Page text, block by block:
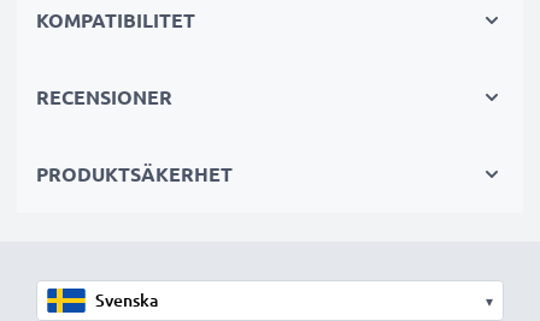
Det hållbara valet
kvaliteten. Beställ nu!
KOMPATIBILITET
RECENSIONER
PRODUKTSÄKERHET
▾